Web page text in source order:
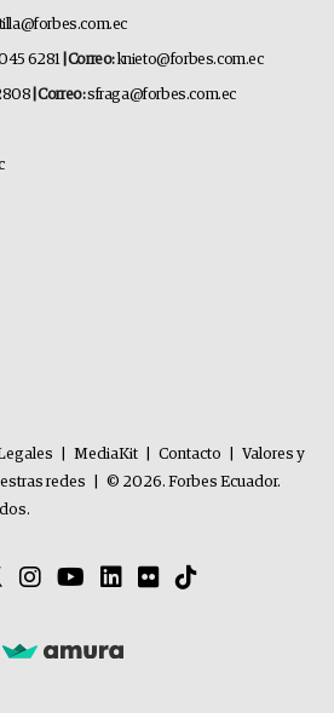
6281 | Correo:knieto@forbes.com.ec
| Correo:sfraga@forbes.com.ec
MediaKit Contacto
Valores y
redes
© 2026. Forbes Ecuador.